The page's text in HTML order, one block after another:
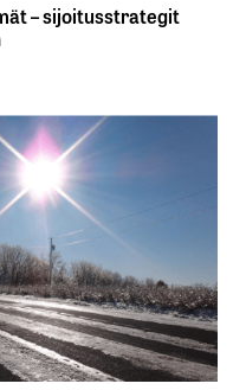
– sijoitusstrategit